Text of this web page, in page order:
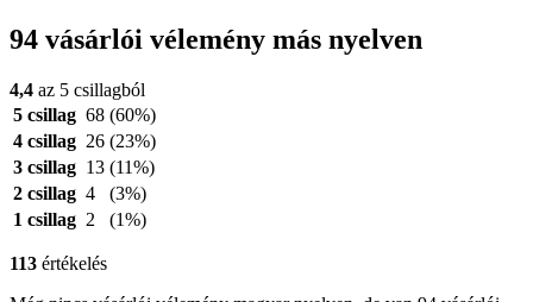
94 vásárlói vélemény más nyelven
4,4 az 5 csillagból
5 csillag 68 (60%)
4 csillag 26 (23%)
3 csillag 13 (11%)
2 csillag 4
(3%)
1 csillag 2 (1%)
113 értékelés